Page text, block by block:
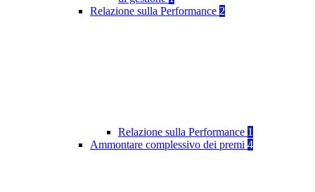
Relazione sulla Performance 2
Relazione sulla Performance 1
Ammontare complessivo dei premi 4